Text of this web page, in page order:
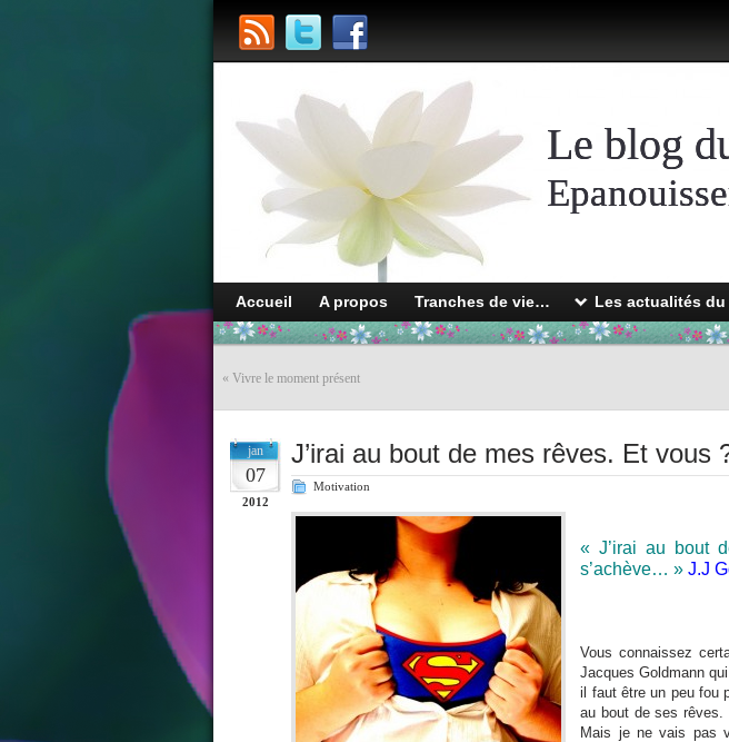
Le blog
Accueil A propos Tranches de vie… Les actualités
« Vivre le moment présent
jan
07
2012
J’irai au bout de mes rêves. Et vous
Motivation
« J’irai au bout
s’achève… »J.J
Vous connaissez
Jacques Goldmann
il faut être un peu fou
au bout de ses
Mais je ne vais pas